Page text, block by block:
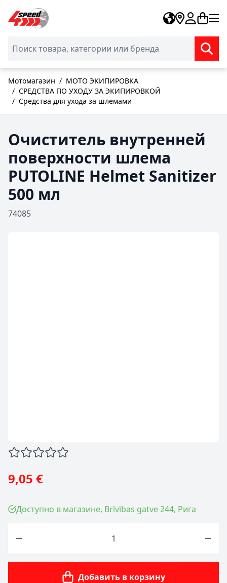
Skip to Content
Мотомагазин / МОТО ЭКИПИРОВКА
/ СРЕДСТВА ПО УХОДУ ЗА ЭКИПИРОВКОЙ
/ Средства для ухода за шлемами
Очиститель внутренней
поверхности шлема
PUTOLINE Helmet Sanitizer
500 мл
74085
9,05 €
Доступно в магазине, Brīvības gatve 244, Рига
Добавить в корзину